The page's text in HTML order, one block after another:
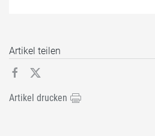
Artikel teilen
Artikel drucken